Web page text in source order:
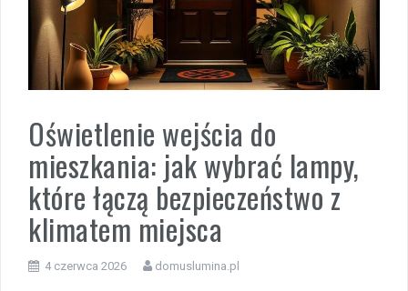
Oświetlenie wejścia do
mieszkania: jak wybrać lampy,
które łączą bezpieczeństwo z
klimatem miejsca
4 czerwca 2026 domuslumina.pl